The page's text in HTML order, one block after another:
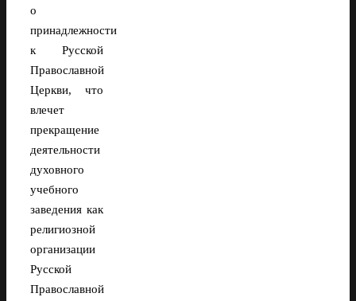
о
принадлежности
к Русской
Православной
Церкви, что
влечет
прекращение
деятельности
духовного
учебного
заведения как
религиозной
организации
Русской
Православной